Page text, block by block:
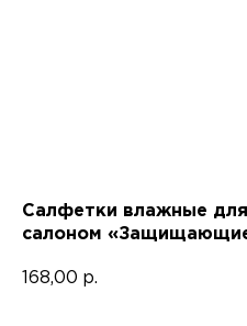
Салфетки влажные
салоном
168,00 р.